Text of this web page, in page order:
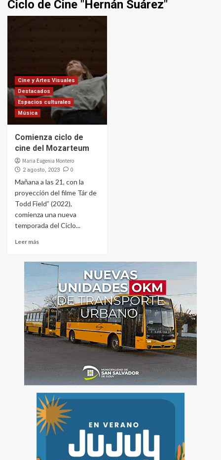
Ciclo de Cine "Hernán Suárez"
Cine y Artes Visuales
Destacados
Espacios culturales
Música
Comienza ciclo de
cine del Mozarteum
Maria Eugenia Montero
2 agosto, 2023 0
Mañana a las 21, con la
proyección del filme Tár de
Todd Field” (2022),
comienza una nueva
temporada del Ciclo...
Leer más